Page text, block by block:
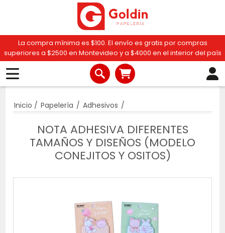
La compra mínima es $100. El envío es gratis por compras
superiores a $2500 en Montevideo y a $4000 en el interior del país
Inicio / Papelería / Adhesivos /
NOTA ADHESIVA DIFERENTES
TAMAÑOS Y DISEÑOS (MODELO
CONEJITOS Y OSITOS)